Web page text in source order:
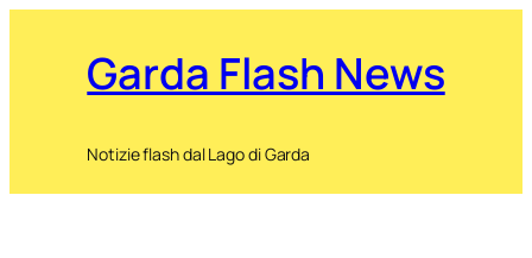
Garda Flash News
Notizie flash dal Lago di Garda